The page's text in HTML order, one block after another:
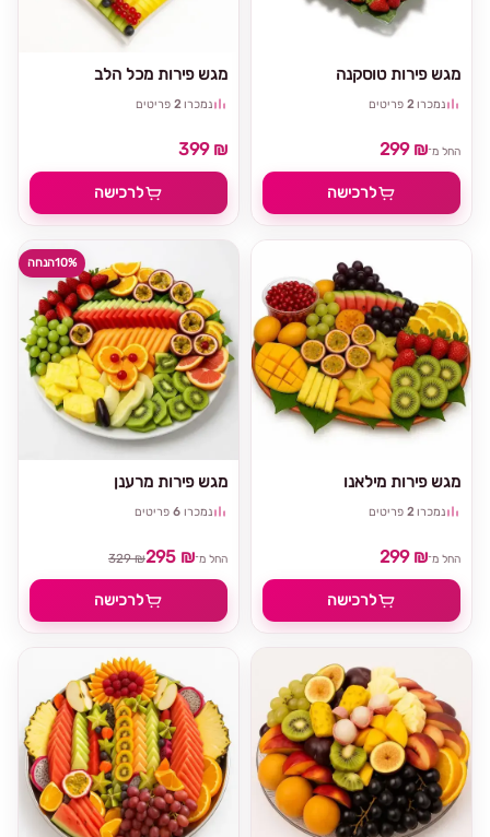
מגש פירות מכל הלב
נמכרו 2 פריטים
399 ₪
לרכישה
מגש פירות טוסקנה
נמכרו 2 פריטים
החל מ־299 ₪
לרכישה
10%הנחה
מגש פירות מרענן
נמכרו 6 פריטים
החל מ־295 ₪
329 ₪
לרכישה
מגש פירות מילאנו
נמכרו 2 פריטים
החל מ־299 ₪
לרכישה